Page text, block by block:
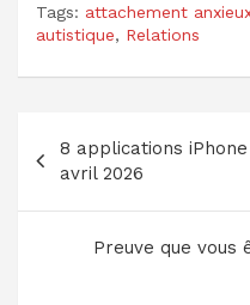
Tags: attachement
autistique, Relations
de
l’article
8 applications
avril 2026
Preuve que